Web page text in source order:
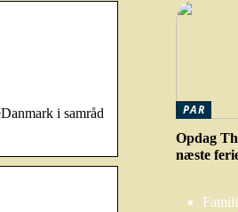
i samråd
PAR
Opdag
næste